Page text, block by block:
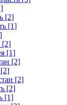
[2]
[1]
[2]
[1]
[2]
[2]
[2]
[1]